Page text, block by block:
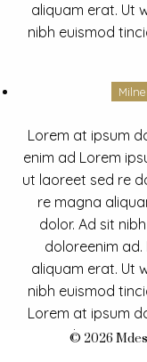
aliquam erat. Ut
nibh euismod
Lorem at ipsum
enim ad Lorem
ut laoreet sed re
re magna
dolor. Ad sit
doloreenim
aliquam erat. Ut
nibh euismod
Lorem at ipsum
enim ad Lorem
© 2026